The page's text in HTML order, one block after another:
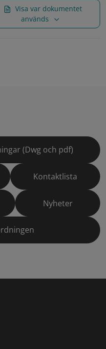
Visa var dokumentet
används
(Dwg och pdf)
Kontaktlista
Nyheter